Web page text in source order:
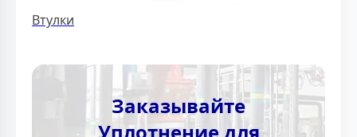
Втулки
Заказывайте